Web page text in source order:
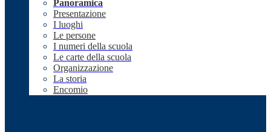
Panoramica
Presentazione
I luoghi
Le persone
I numeri della scuola
Le carte della scuola
Organizzazione
La storia
Encomio